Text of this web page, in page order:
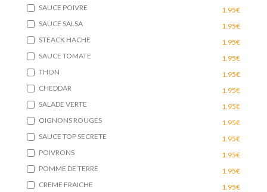
SAUCE POIVRE
1.95€
SAUCE SALSA
1.95€
STEACK HACHE
1.95€
SAUCE TOMATE
1.95€
THON
1.95€
CHEDDAR
1.95€
SALADE VERTE
1.95€
OIGNONS ROUGES
1.95€
SAUCE TOP SECRETE
1.95€
POIVRONS
1.95€
POMME DE TERRE
1.95€
CREME FRAICHE
1.95€